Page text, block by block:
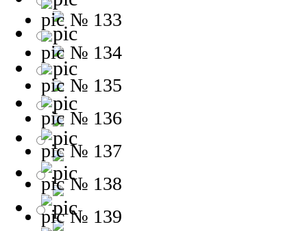
№ 133
№ 134
№ 135
№ 136
№ 137
№ 138
№ 139